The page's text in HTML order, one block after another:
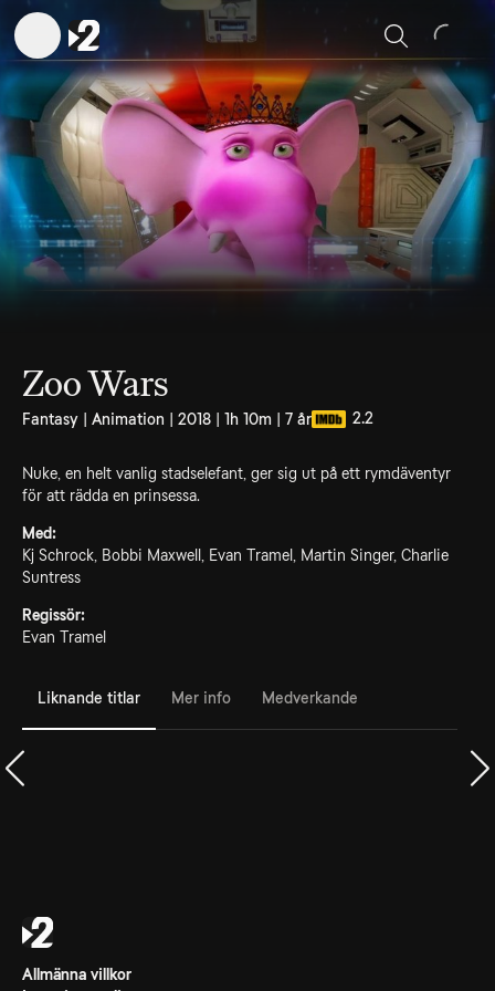
Sök
Zoo Wars
Fantasy | Animation | 2018 | 1h 10m | 7 år 2.2
Nuke, en helt vanlig stadselefant, ger sig ut på ett rymdäventyr
för att rädda en prinsessa.
Med:
Kj Schrock, Bobbi Maxwell, Evan Tramel, Martin Singer, Charlie
Suntress
Regissör:
Evan Tramel
Liknande titlar Mer info Medverkande
Allmänna villkor